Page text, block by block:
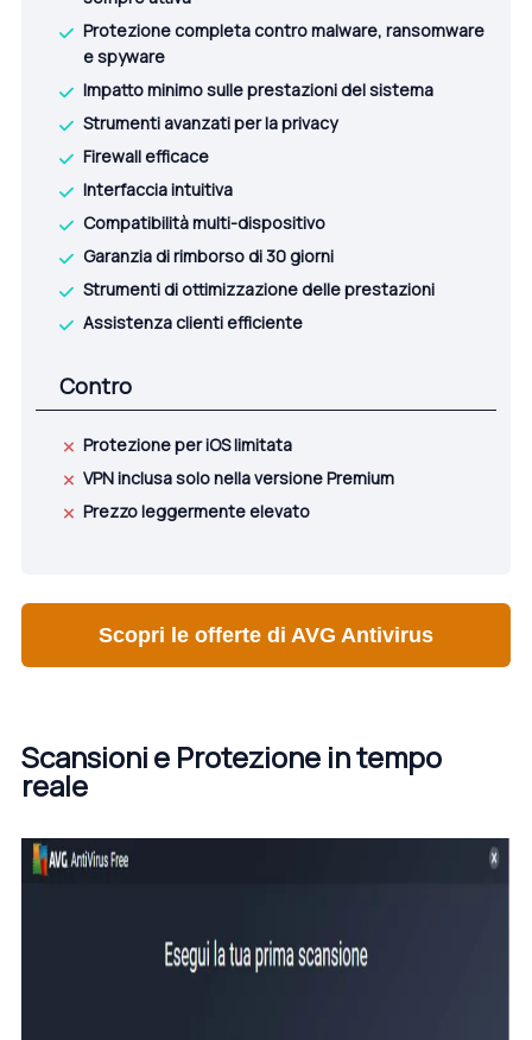
Protezione completa contro malware, ransomware
e spyware
Impatto minimo sulle prestazioni del sistema
Strumenti avanzati per la privacy
Firewall efficace
Interfaccia intuitiva
Compatibilità multi-dispositivo
Garanzia di rimborso di 30 giorni
Strumenti di ottimizzazione delle prestazioni
Assistenza clienti efficiente
Contro
Protezione per iOS limitata
VPN inclusa solo nella versione Premium
Prezzo leggermente elevato
Scopri le offerte di AVG Antivirus
Scansioni e Protezione in tempo
reale